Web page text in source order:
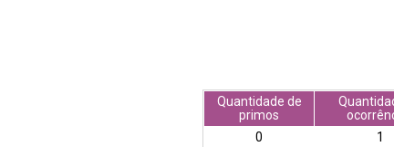
Quantidade de
primos
0
1